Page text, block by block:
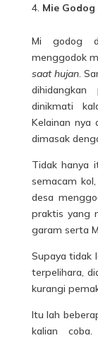
Mie Godog
Mi godog
menggodok
saat hujan.
dinikmati
Kelainan nya
dimasak
Tidak hanya
semacam
desa
praktis yang
garam serta
Supaya tidak
terpelihara,
kurangi
Itu lah
kalian